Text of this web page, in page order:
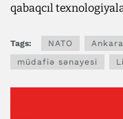
qabaqcıl
Tags: NATO Ankara
müdafiə sənayesi